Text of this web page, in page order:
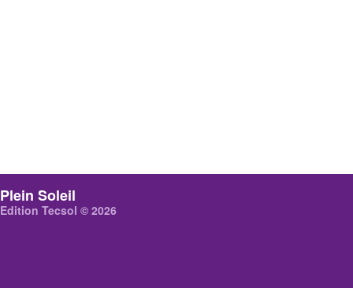
Plein Soleil
Edition Tecsol © 2026